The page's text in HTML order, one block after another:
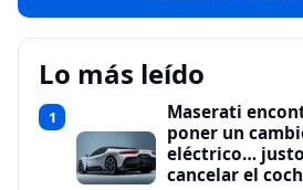
Lo más leído
1
Maserati
poner un
eléctrico…
cancelar el